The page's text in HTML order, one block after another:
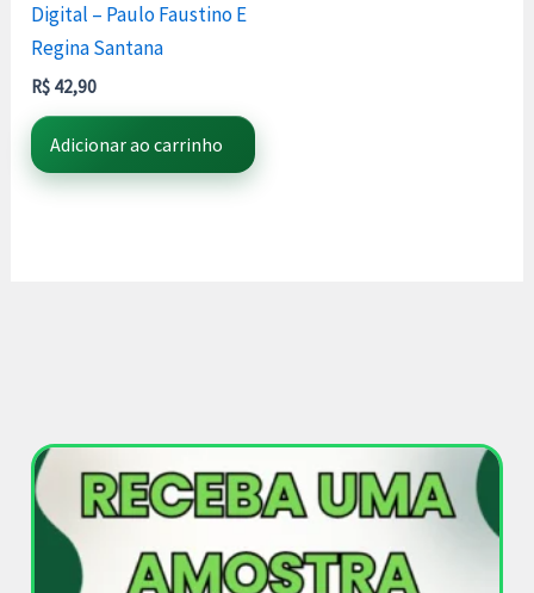
Digital – Paulo Faustino E
Regina Santana
R$ 42,90
Adicionar ao carrinho